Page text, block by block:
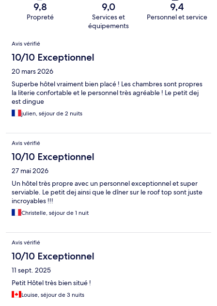
9,8
Propreté
9,0
Services et
équipements
9,4
Personnel et service
Avis
Avis vérifié
10/10 Exceptionnel
20 mars 2026
Superbe hôtel vraiment bien placé ! Les chambres sont propres
la literie confortable et le personnel très agréable ! Le petit dej
est dingue
julien, séjour de 2 nuits
Avis vérifié
10/10 Exceptionnel
27 mai 2026
Un hôtel très propre avec un personnel exceptionnel et super
serviable. Le petit dej ainsi que le dîner sur le roof top sont juste
incroyables !!!
Christelle, séjour de 1 nuit
Avis vérifié
10/10 Exceptionnel
11 sept. 2025
Petit Hôtel très bien situé !
Louise, séjour de 3 nuits